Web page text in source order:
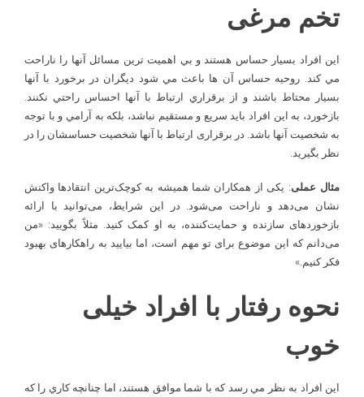
تخم مرغی
اين افراد بسيار حساس هستند و بي اهميت ترين مسائل آنها را ناراحت
مي کند. روحيه حساس آن ها باعث مي شود ديگران در برخورد با آنها
بسيار محتاط باشند و از برقراري ارتباط با آنها احساس راحتي نکنند.
بازخورد، به اين افراد بايد سريع و مستقيم نباشد، بلکه به آرامي و با توجه
به شخصيت آنها باشد. در برقراری ارتباط با آنها شخصيت حساسشان را در
نظر بگيريد.
مثال عملی: یکی از همکاران شما همیشه به کوچک‌ترین انتقادها واکنش
نشان می‌دهد و ناراحت می‌شود. در این شرایط، می‌توانید با ارائه
بازخوردهای سازنده و حمایت‌کننده، به او کمک کنید. مثلاً بگویید: «من
می‌دانم که این موضوع برای تو مهم است، اما بیایید به راهکارهای بهبود
فکر کنیم.»
نحوه رفتار با افراد خیلی
خوب
اين افراد به نظر مي­ رسد که با شما موافق هستند، اما چنانچه کاري را که